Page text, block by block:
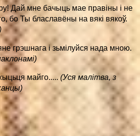
Дай мне бачыць мае правіны і не
бо Ты блаславёны на вякі вякоў.
грэшнага і зьмілуйся нада мною.
майго.....(Уся малітва, з